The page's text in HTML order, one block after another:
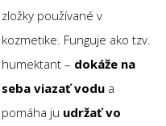
zložky používané v
kozmetike. Funguje ako tzv.
humektant – dokáže na
seba viazať vodu a
pomáha ju udržať vo